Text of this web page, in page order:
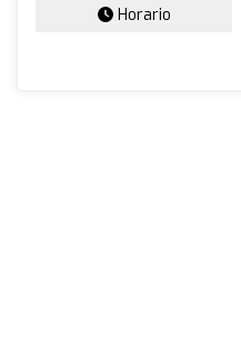
Horario